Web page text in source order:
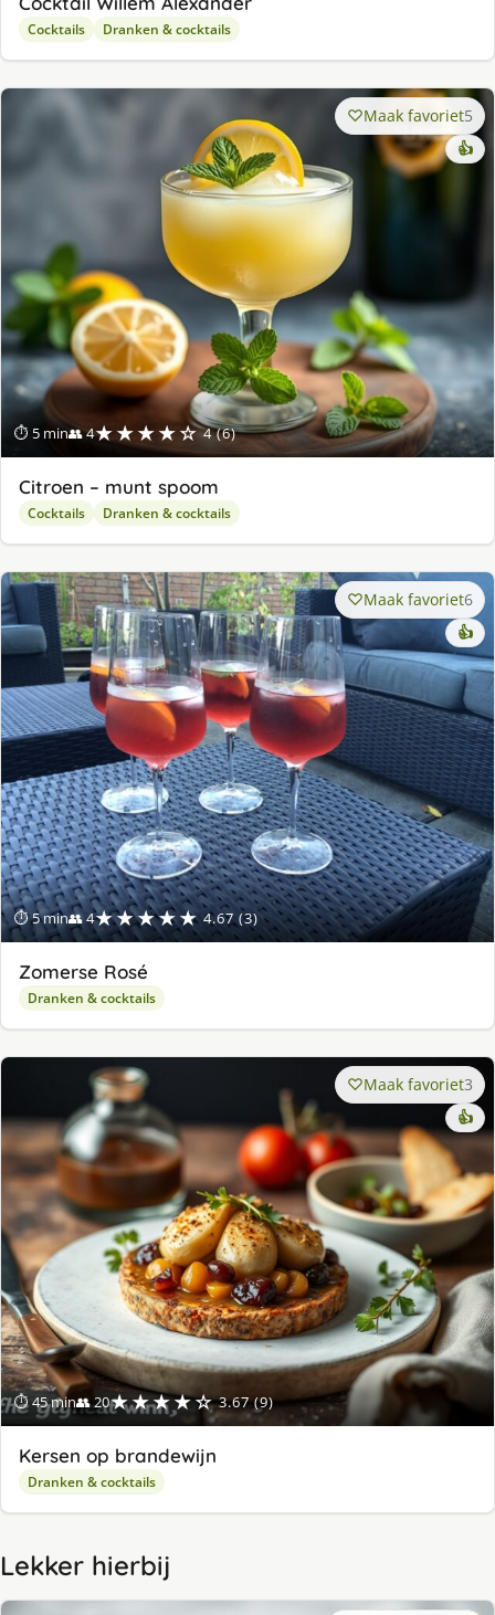
Cocktails Dranken & cocktails
⏱ 5 min👥 4★★★★☆ 4 (6)
Maak favoriet5
👍
Citroen – munt spoom
Cocktails Dranken & cocktails
⏱ 5 min👥 4★★★★★ 4.67 (3)
Maak favoriet6
👍
Zomerse Rosé
Dranken & cocktails
⏱ 45 min👥 20★★★★☆ 3.67 (9)
Maak favoriet3
👍
Kersen op brandewijn
Dranken & cocktails
Lekker hierbij